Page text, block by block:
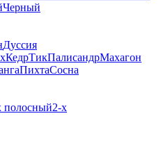
Черный
Дуссия
КедрТикПалисандрМахагон
ПихтаСосна
полосный2-х